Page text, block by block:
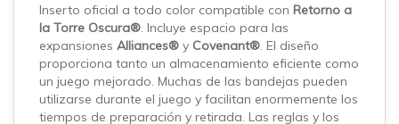
Inserto oficial a todo color compatible con Retorno a
la Torre Oscura® . Incluye espacio para las
expansiones Alliances® y Covenant® . El diseño
proporciona tanto un almacenamiento eficiente como
un juego mejorado. Muchas de las bandejas pueden
utilizarse durante el juego y facilitan enormemente los
tiempos de preparación y retirada. Las reglas y los